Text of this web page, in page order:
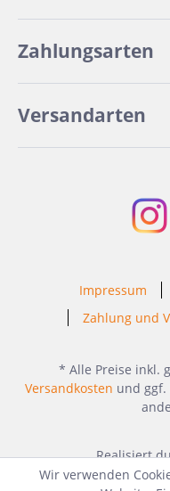
Zahlungsarten
Versandarten
Impressum
Zahlung und
* Alle Preise inkl.
Versandkosten und
Realisiert
Wir verwenden